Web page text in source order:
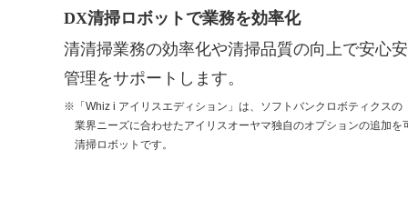
DX清掃ロボットで業務を効率化
清清掃業務の効率化や清掃品質の向上で安心
管理をサポートします。
※「Whiz i アイリスエディション」は、ソフトバンクロボティクスの
業界ニーズに合わせたアイリスオーヤマ独自のオプションの追加を
清掃ロボットです。